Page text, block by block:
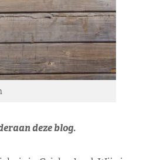
deze blog.